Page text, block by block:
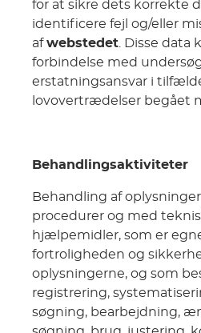
for at sikre dets korrekte
identificere fejl og/eller
afwebstedet . Disse data
forbindelse med
erstatningsansvar i
lovovertrædelser begået
Behandlingsaktiviteter
Behandling af
procedurer og med
hjælpemidler, som er
fortroligheden og
oplysningerne, og som
registrering,
søgning, bearbejdning,